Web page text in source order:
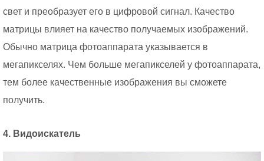
свет и преобразует его в цифровой сигнал. Качество
матрицы влияет на качество получаемых изображений.
Обычно матрица фотоаппарата указывается в
мегапикселях. Чем больше мегапикселей у фотоаппарата,
тем более качественные изображения вы сможете
получить.
4. Видоискатель